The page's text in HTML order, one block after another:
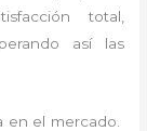
total,
así las
en el mercado.